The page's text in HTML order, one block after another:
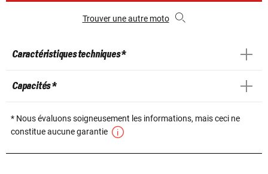
Trouver une autre moto
Caractéristiques techniques *
Capacités *
* Nous évaluons soigneusement les informations, mais ceci ne
constitue aucune garantie